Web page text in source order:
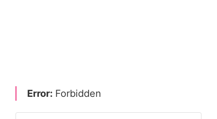
Error: Forbidden